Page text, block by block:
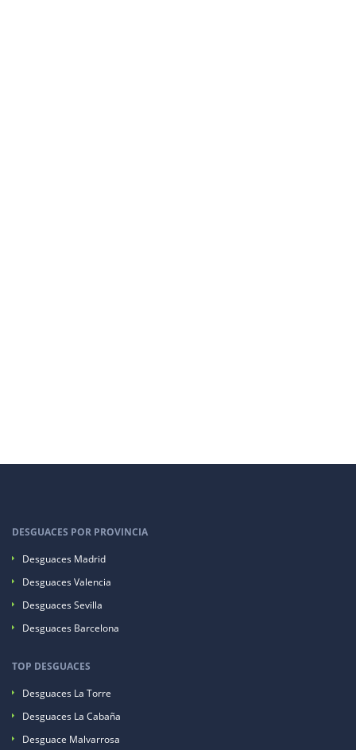
DESGUACES POR PROVINCIA
Desguaces Madrid
Desguaces Valencia
Desguaces Sevilla
Desguaces Barcelona
TOP DESGUACES
Desguaces La Torre
Desguaces La Cabaña
Desguace Malvarrosa